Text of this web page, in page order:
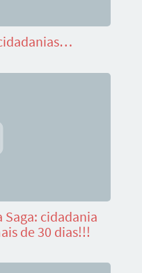
cidadania
de 30 dias!!!